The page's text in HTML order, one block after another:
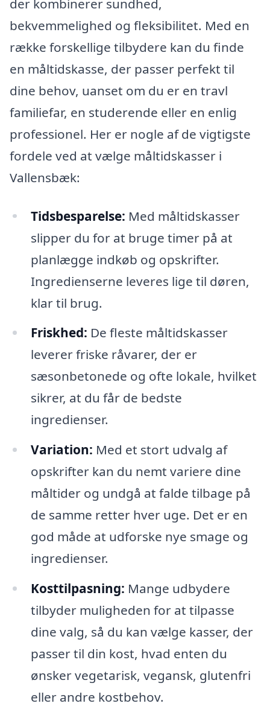
der kombinerer sundhed,
bekvemmelighed og fleksibilitet. Med en
række forskellige tilbydere kan du finde
en måltidskasse, der passer perfekt til
dine behov, uanset om du er en travl
familiefar, en studerende eller en enlig
professionel. Her er nogle af de vigtigste
fordele ved at vælge måltidskasser i
Vallensbæk:
Tidsbesparelse: Med måltidskasser
slipper du for at bruge timer på at
planlægge indkøb og opskrifter.
Ingredienserne leveres lige til døren,
klar til brug.
Friskhed: De fleste måltidskasser
leverer friske råvarer, der er
sæsonbetonede og ofte lokale, hvilket
sikrer, at du får de bedste
ingredienser.
Variation: Med et stort udvalg af
opskrifter kan du nemt variere dine
måltider og undgå at falde tilbage på
de samme retter hver uge. Det er en
god måde at udforske nye smage og
ingredienser.
Kosttilpasning: Mange udbydere
tilbyder muligheden for at tilpasse
dine valg, så du kan vælge kasser, der
passer til din kost, hvad enten du
ønsker vegetarisk, vegansk, glutenfri
eller andre kostbehov.